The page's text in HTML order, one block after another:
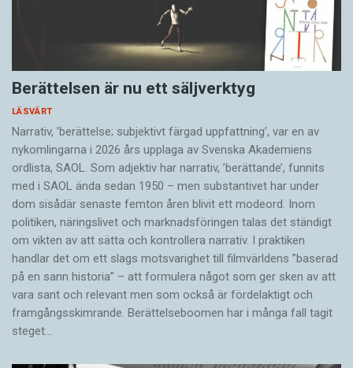
Berättelsen är nu ett säljverktyg
LÄSVÄRT
Narrativ, ’berättelse; subjektivt färgad uppfattning’, var en av
nykomlingarna i 2026 års upplaga av Svenska Akademiens
ordlista, SAOL. Som adjektiv har narrativ, ’berättande’, funnits
med i SAOL ända sedan 1950 – men substantivet har under
dom sisådär senaste femton åren blivit ett modeord. Inom
politiken, näringslivet och marknadsföringen talas det ständigt
om vikten av att sätta och kontrollera narrativ. I praktiken
handlar det om ett slags motsvarighet till filmvärldens ”baserad
på en sann historia” – att formulera något som ger sken av att
vara sant och ­relevant men som också är fördelaktigt och
framgångsskimrande. Berättelseboomen har i många fall tagit
steget…